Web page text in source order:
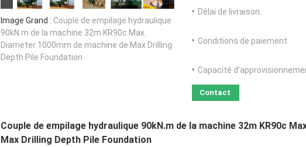
Image Grand : Couple de empilage hydraulique
90kN.m de la machine 32m KR90c Max.
Diameter 1000mm de machine de Max Drilling
Depth Pile Foundation
Délai de livraison:
Conditions de paiement:
Capacité
Contact
Couple de empilage hydraulique 90kN.m de la machine 32m KR90c
Max Drilling Depth Pile Foundation